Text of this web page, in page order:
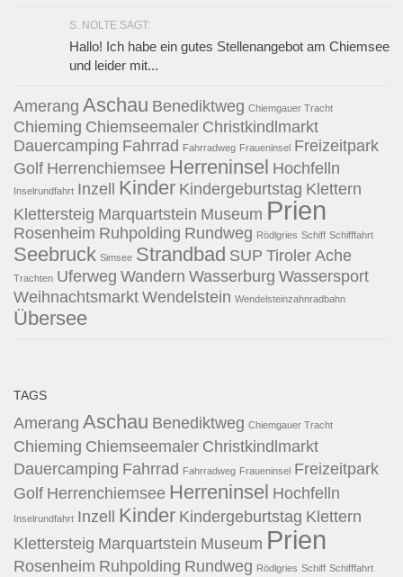
S. NOLTE SAGT:
Hallo! Ich habe ein gutes Stellenangebot am Chiemsee
und leider mit...
Amerang Aschau Benediktweg Chiemgauer Tracht
Chieming Chiemseemaler Christkindlmarkt
Dauercamping Fahrrad Fahrradweg Fraueninsel Freizeitpark
Golf Herrenchiemsee Herreninsel Hochfelln
Inselrundfahrt Inzell Kinder Kindergeburtstag Klettern
Klettersteig Marquartstein Museum Prien
Rosenheim Ruhpolding Rundweg Rödlgries Schiff Schifffahrt
Seebruck Simsee Strandbad SUP Tiroler Ache
Trachten Uferweg Wandern Wasserburg Wassersport
Weihnachtsmarkt Wendelstein Wendelsteinzahnradbahn
Übersee
TAGS
Amerang Aschau Benediktweg Chiemgauer Tracht
Chieming Chiemseemaler Christkindlmarkt
Dauercamping Fahrrad Fahrradweg Fraueninsel Freizeitpark
Golf Herrenchiemsee Herreninsel Hochfelln
Inselrundfahrt Inzell Kinder Kindergeburtstag Klettern
Klettersteig Marquartstein Museum Prien
Rosenheim Ruhpolding Rundweg Rödlgries Schiff Schifffahrt